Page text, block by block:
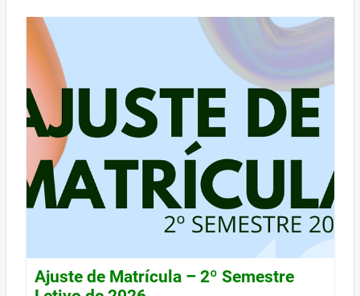
Ajuste de Matrícula – 2º Semestre